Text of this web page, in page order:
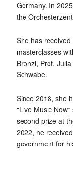
Germany. In
the
She has
masterclasses
Bronzi, Prof.
Schwabe.
Since 2018, she
“Live Music
second prize at
2022, he
government for